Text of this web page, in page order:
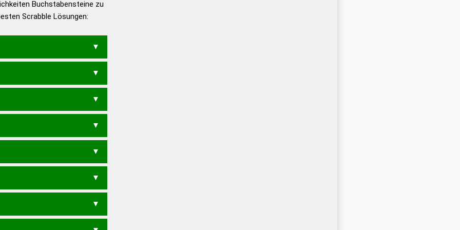
– Die deutsche Grammatik
– Deutsches
Buchstabensteine zu
Scrabble Lösungen: